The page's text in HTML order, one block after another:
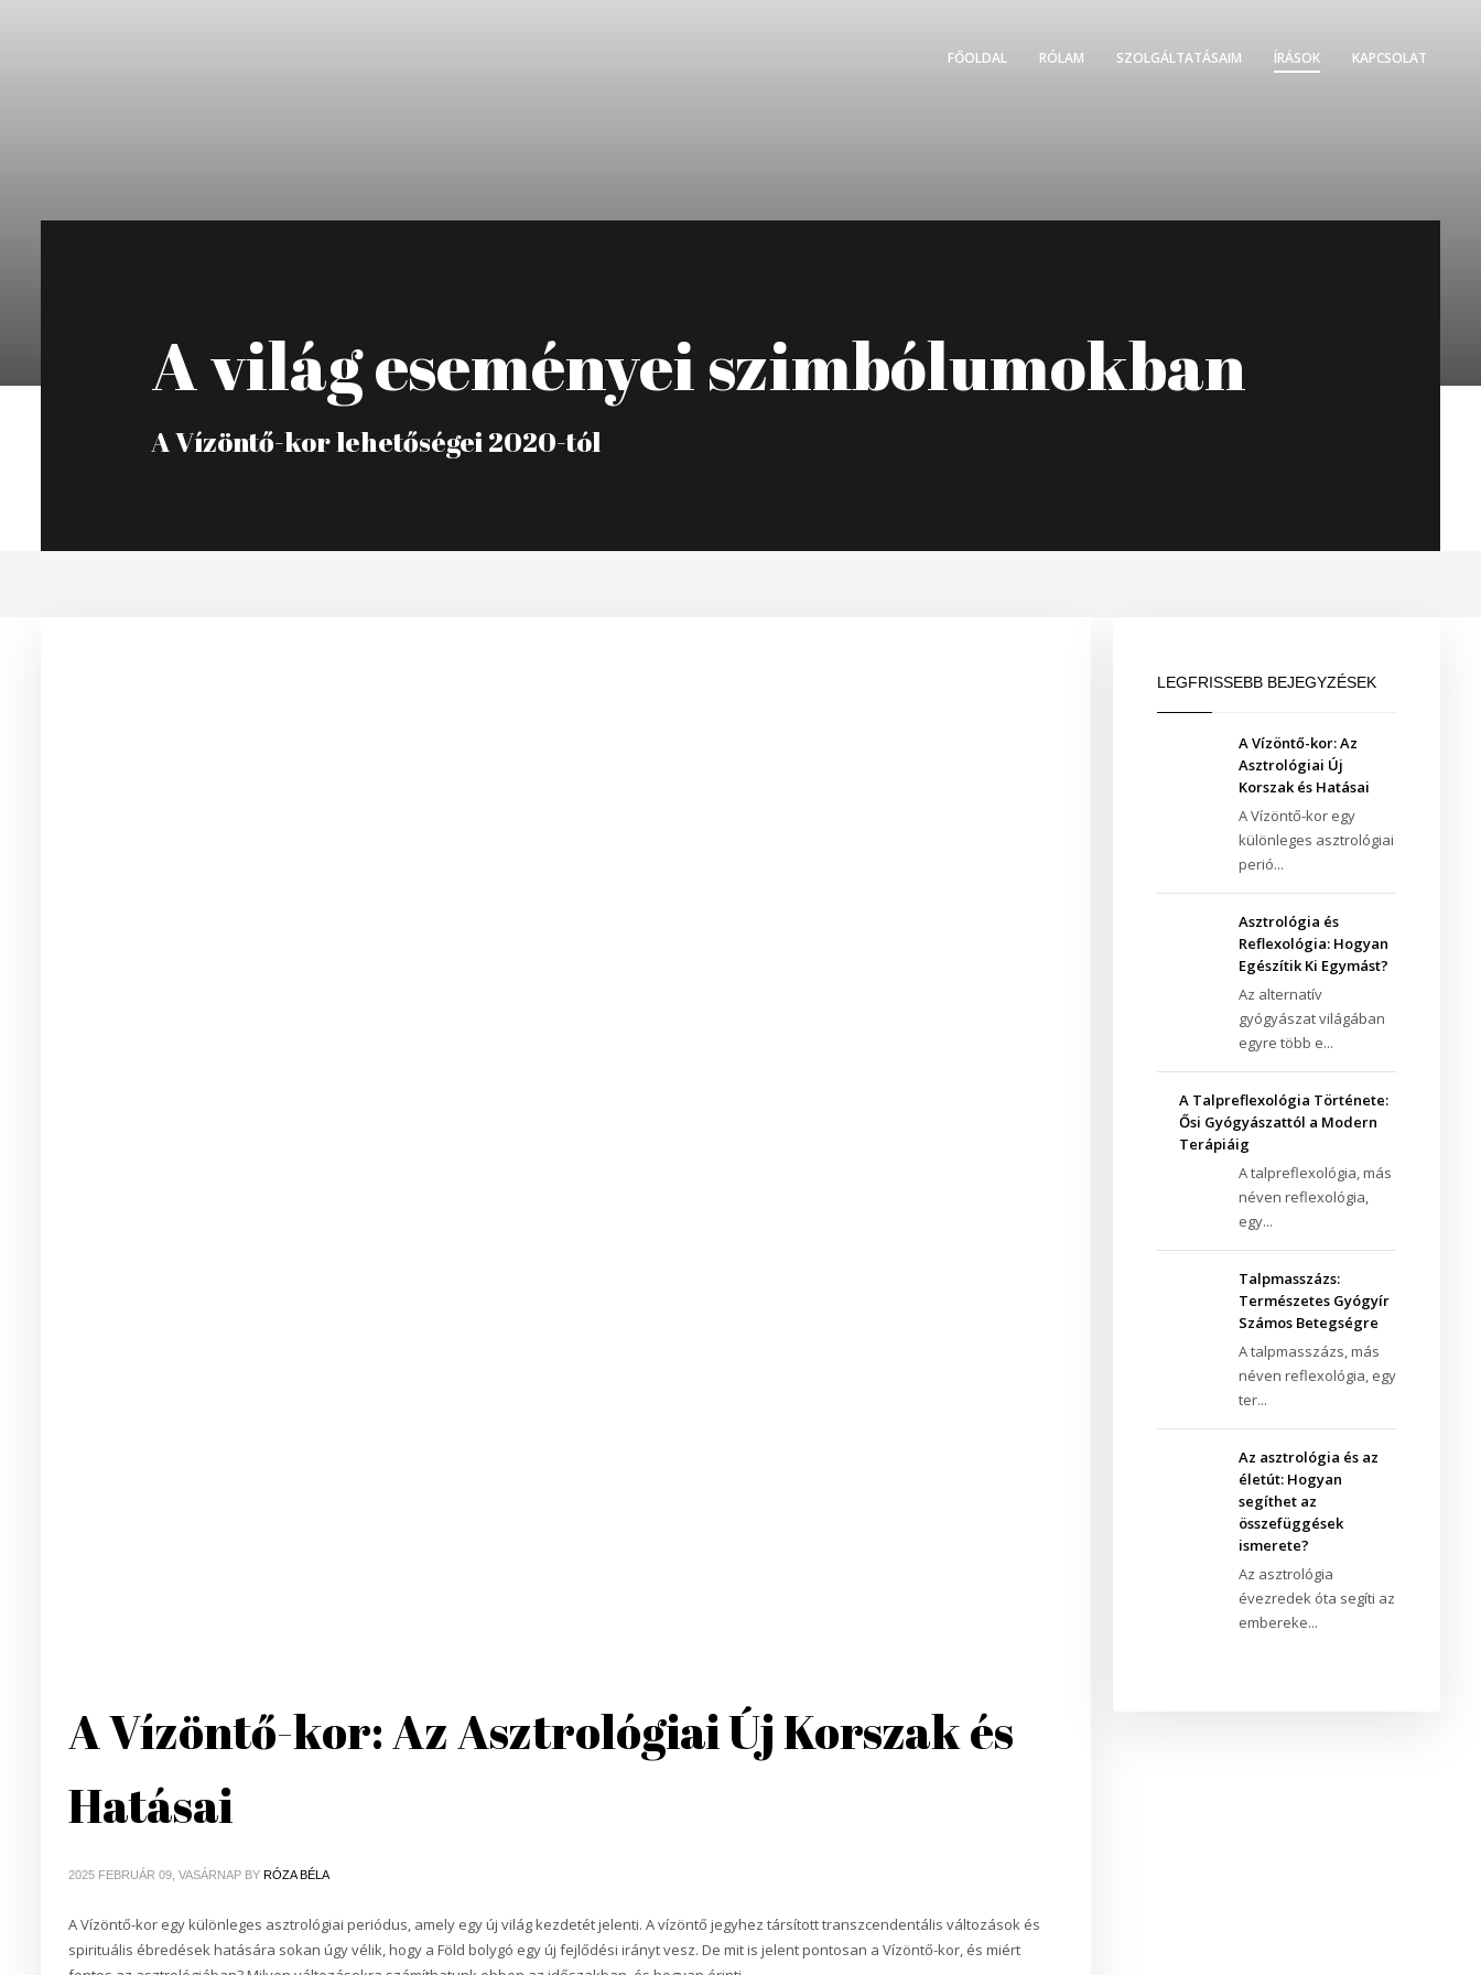
FŐOLDAL RÓLAM SZOLGÁLTATÁSAIM ÍRÁSOK KAPCSOLAT
A világ eseményei szimbólumokban
A Vízöntő-kor lehetőségei 2020-tól
A Vízöntő-kor: Az Asztrológiai Új Korszak és
Hatásai
2025 FEBRUÁR 09, VASÁRNAP BY RÓZA BÉLA
A Vízöntő-kor egy különleges asztrológiai periódus, amely egy új világ kezdetét jelenti. A vízöntő jegyhez társított transzcendentális változások és
spirituális ébredések hatására sokan úgy vélik, hogy a Föld bolygó egy új fejlődési irányt vesz. De mit is jelent pontosan a Vízöntő-kor, és miért
LEGFRISSEBB BEJEGYZÉSEK
A Vízöntő-kor: Az
Asztrológiai Új
Korszak és Hatásai
A Vízöntő-kor egy
különleges asztrológiai
perió...
Asztrológia és
Reflexológia: Hogyan
Egészítik Ki Egymást?
Az alternatív
gyógyászat világában
egyre több e...
A Talpreflexológia Története:
Ősi Gyógyászattól a Modern
Terápiáig
A talpreflexológia, más
néven reflexológia,
egy...
Talpmasszázs:
Természetes Gyógyír
Számos Betegségre
A talpmasszázs, más
néven reflexológia, egy
ter...
Az asztrológia és az
életút: Hogyan
segíthet az
összefüggések
ismerete?
Az asztrológia
évezredek óta segíti az
embereke...